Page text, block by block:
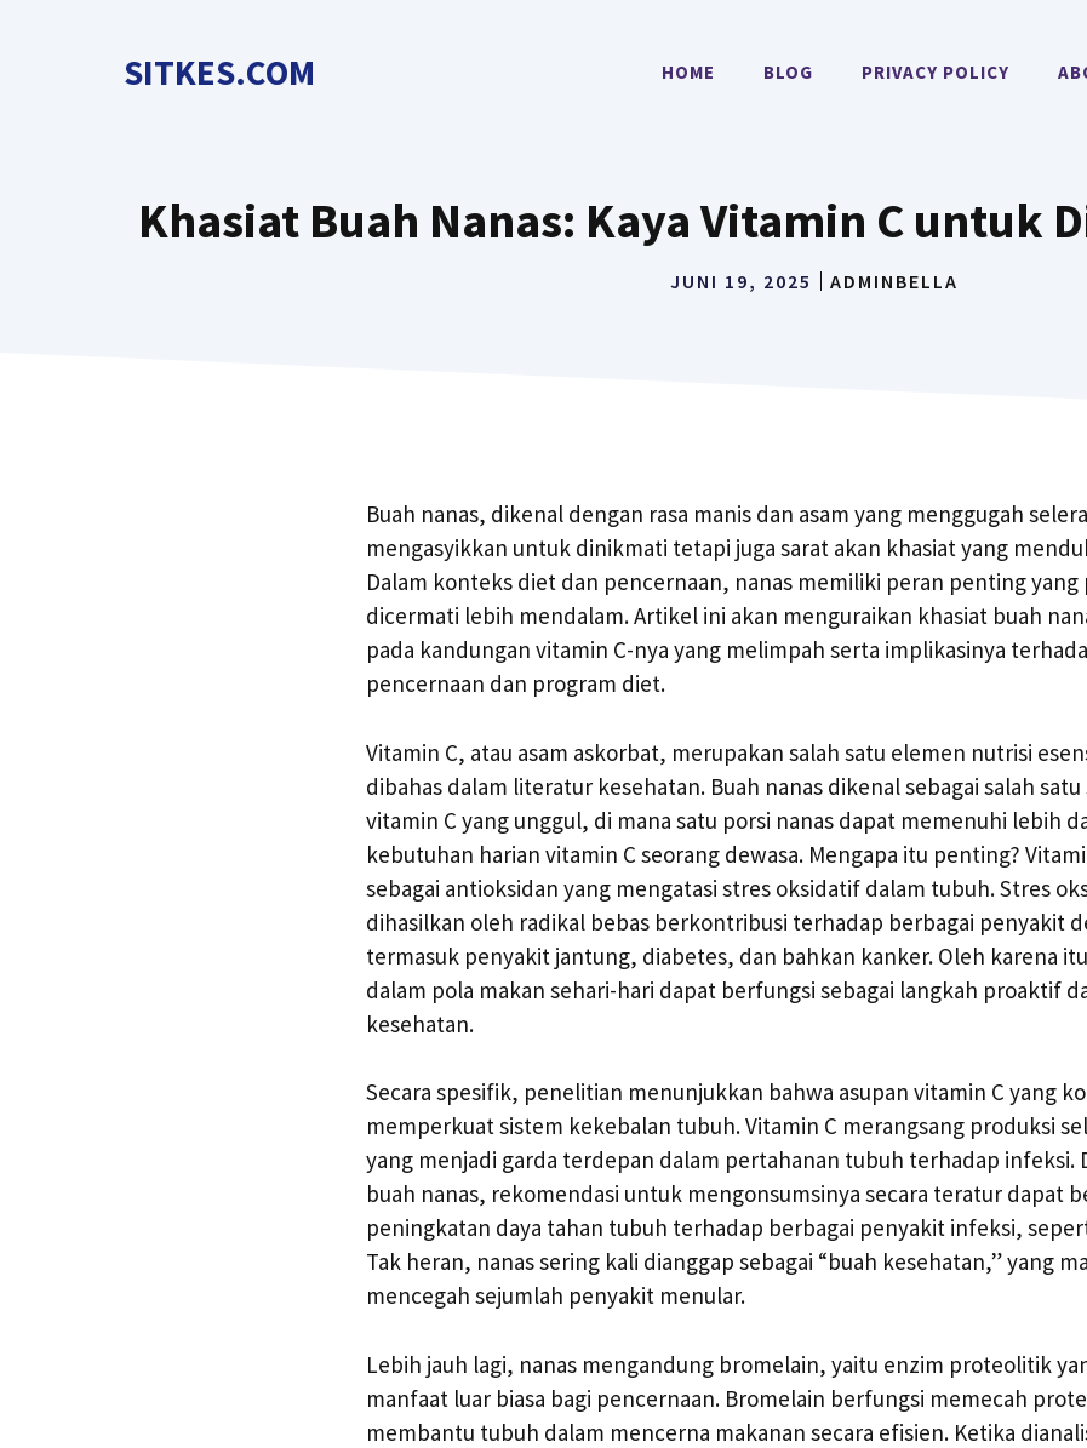
SITKES.COM HOME BLOG PRIVACY POLICY
Khasiat Buah Nanas: Kaya Vitamin C untuk
JUNI 19, 2025 ADMINBELLA
Buah nanas, dikenal dengan rasa manis dan asam yang menggugah
mengasyikkan untuk dinikmati tetapi juga sarat akan khasiat yang
Dalam konteks diet dan pencernaan, nanas memiliki peran penting
dicermati lebih mendalam. Artikel ini akan menguraikan khasiat buah
pada kandungan vitamin C-nya yang melimpah serta implikasinya
pencernaan dan program diet.
Vitamin C, atau asam askorbat, merupakan salah satu elemen nutrisi
dibahas dalam literatur kesehatan. Buah nanas dikenal sebagai salah
vitamin C yang unggul, di mana satu porsi nanas dapat memenuhi lebih
kebutuhan harian vitamin C seorang dewasa. Mengapa itu penting?
sebagai antioksidan yang mengatasi stres oksidatif dalam tubuh. Stres
dihasilkan oleh radikal bebas berkontribusi terhadap berbagai penyakit
termasuk penyakit jantung, diabetes, dan bahkan kanker. Oleh karena
dalam pola makan sehari-hari dapat berfungsi sebagai langkah proaktif
kesehatan.
Secara spesifik, penelitian menunjukkan bahwa asupan vitamin C yang
memperkuat sistem kekebalan tubuh. Vitamin C merangsang produksi
yang menjadi garda terdepan dalam pertahanan tubuh terhadap infeksi.
buah nanas, rekomendasi untuk mengonsumsinya secara teratur dapat
peningkatan daya tahan tubuh terhadap berbagai penyakit infeksi,
Tak heran, nanas sering kali dianggap sebagai “buah kesehatan,” yang
mencegah sejumlah penyakit menular.
Lebih jauh lagi, nanas mengandung bromelain, yaitu enzim proteolitik
manfaat luar biasa bagi pencernaan. Bromelain berfungsi memecah
membantu tubuh dalam mencerna makanan secara efisien. Ketika